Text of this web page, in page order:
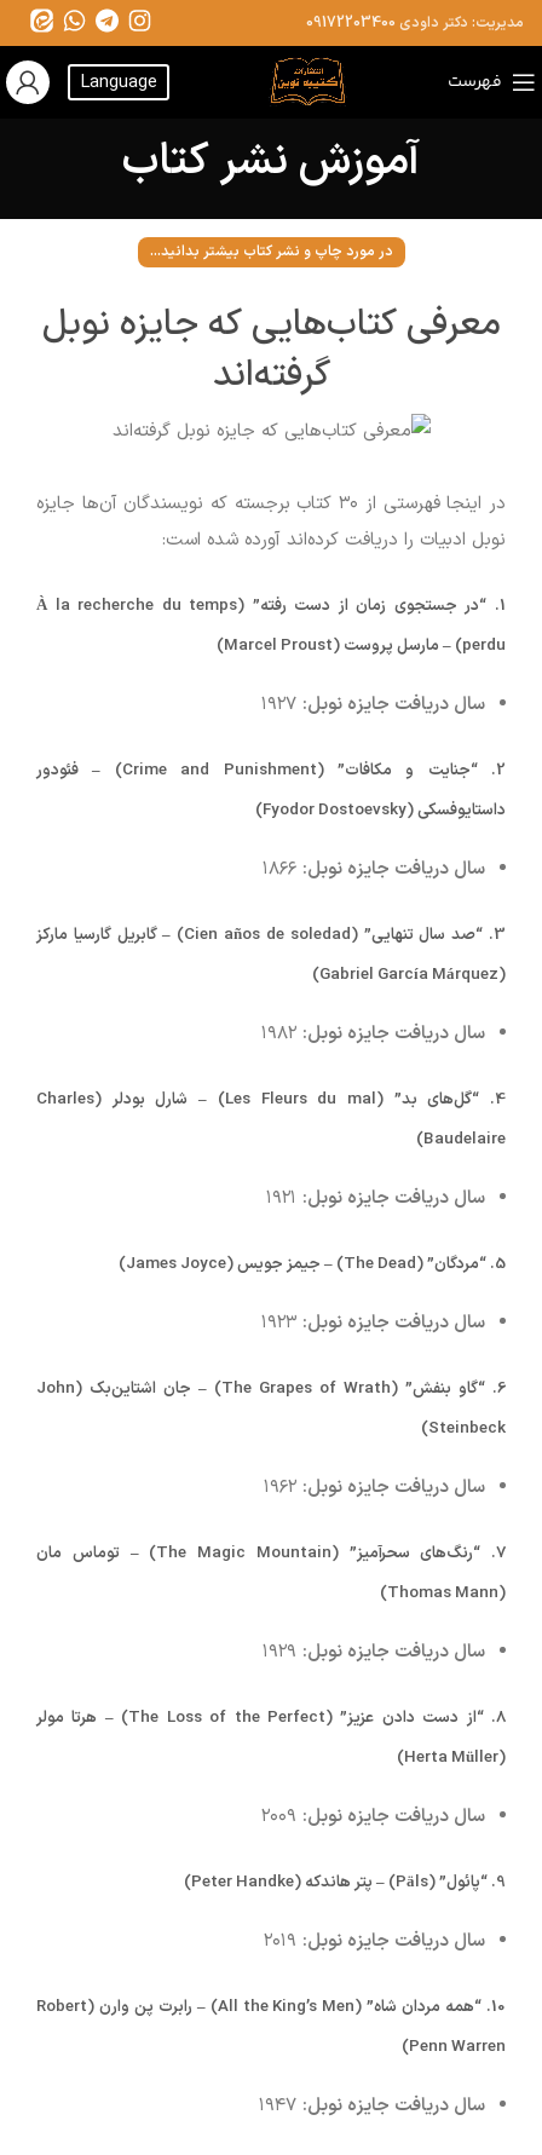
مدیریت: دکتر داودی 09172203400
فهرست Language
آموزش نشر کتاب
در مورد چاپ و نشر کتاب بیشتر بدانید...
معرفی کتاب‌هایی که جایزه نوبل
گرفته‌اند
در اینجا فهرستی از ۳۰ کتاب برجسته که نویسندگان آن‌ها جایزه
نوبل ادبیات را دریافت کرده‌اند آورده شده است:
1.
“در جستجوی زمان از دست رفته” (À la recherche du temps
perdu) – مارسل پروست (Marcel Proust)
سال دریافت جایزه نوبل:
2.
“جنایت و مکافات” (Crime and Punishment) – فئودور
داستایوفسکی (Fyodor Dostoevsky)
سال دریافت جایزه نوبل:
3.
“صد سال تنهایی” (Cien años de soledad) – گابریل گارسیا مارکز
(Gabriel García Márquez)
سال دریافت جایزه نوبل:
4.
“گل‌های بد” (Les Fleurs du mal) – شارل بودلر (Charles
Baudelaire)
سال دریافت جایزه نوبل:
5. “مردگان” (The Dead) – جیمز جویس (James Joyce)
سال دریافت جایزه نوبل:
6.
“گاو بنفش” (The Grapes of Wrath) – جان اشتاین‌بک (John
Steinbeck)
سال دریافت جایزه نوبل:
7.
“رنگ‌های سحرآمیز” (The Magic Mountain) – توماس مان
(Thomas Mann)
سال دریافت جایزه نوبل:
8.
“از دست دادن عزیز” (The Loss of the Perfect) – هرتا مولر
(Herta Müller)
سال دریافت جایزه نوبل:
9. “پائول” (Päls) – پتر هاندکه (Peter Handke)
سال دریافت جایزه نوبل:
10.
“همه مردان شاه” (All the King’s Men) – رابرت پن وارن (Robert
Penn Warren)
سال دریافت جایزه نوبل: